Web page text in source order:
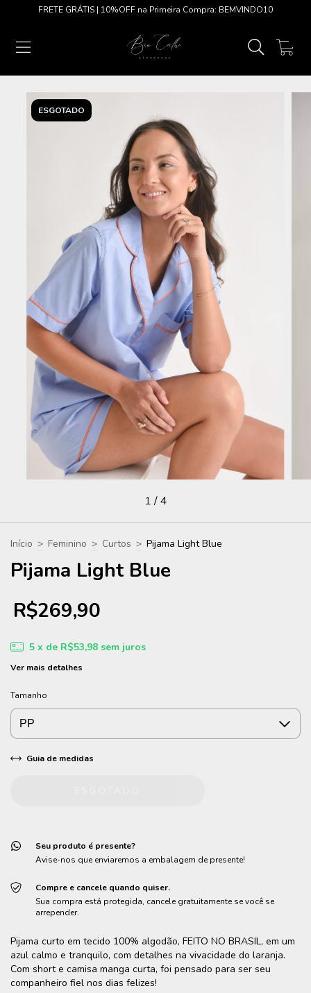
FRETE GRÁTIS | 10%OFF na Primeira Compra: BEMVINDO10
ESGOTADO
1/4
Início > Feminino > Curtos > Pijama Light Blue
Pijama Light Blue
R$269,90
5 x de R$53,98 sem juros
Ver mais detalhes
Tamanho
Guia de medidas
Seu produto é presente?
Avise-nos que enviaremos a embalagem de presente!
Compre e cancele quando quiser.
Sua compra está protegida, cancele gratuitamente se você se
arrepender.
Pijama curto em tecido 100% algodão, FEITO NO BRASIL, em um
azul calmo e tranquilo, com detalhes na vivacidade do laranja.
Com short e camisa manga curta, foi pensado para ser seu
companheiro fiel nos dias felizes!